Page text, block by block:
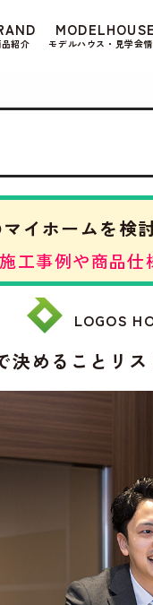
紹介
MODELHOUSE
モデルハウス・見学会
イホームを検
工事例や商品
LOGOS
決めることリ
よろしいです
がある場合は、当